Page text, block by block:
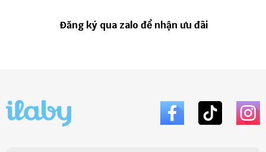
Đăng ký qua zalo để nhận ưu đãi